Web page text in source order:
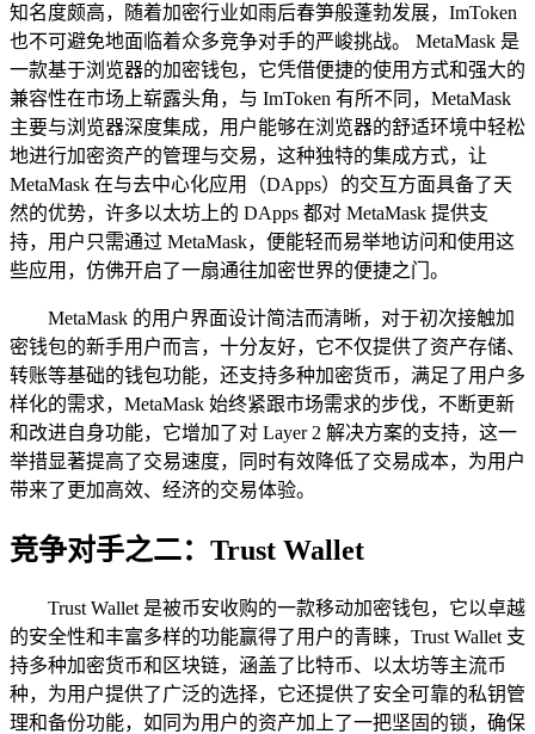
知名度颇高，随着加密行业如雨后春笋般蓬勃发展，ImToken
也不可避免地面临着众多竞争对手的严峻挑战。 MetaMask 是
一款基于浏览器的加密钱包，它凭借便捷的使用方式和强大的
兼容性在市场上崭露头角，与 ImToken 有所不同，MetaMask
主要与浏览器深度集成，用户能够在浏览器的舒适环境中轻松
地进行加密资产的管理与交易，这种独特的集成方式，让
MetaMask 在与去中心化应用（DApps）的交互方面具备了天
然的优势，许多以太坊上的 DApps 都对 MetaMask 提供支
持，用户只需通过 MetaMask，便能轻而易举地访问和使用这
些应用，仿佛开启了一扇通往加密世界的便捷之门。
MetaMask 的用户界面设计简洁而清晰，对于初次接触加
密钱包的新手用户而言，十分友好，它不仅提供了资产存储、
转账等基础的钱包功能，还支持多种加密货币，满足了用户多
样化的需求，MetaMask 始终紧跟市场需求的步伐，不断更新
和改进自身功能，它增加了对 Layer 2 解决方案的支持，这一
举措显著提高了交易速度，同时有效降低了交易成本，为用户
带来了更加高效、经济的交易体验。
竞争对手之二：Trust Wallet
Trust Wallet 是被币安收购的一款移动加密钱包，它以卓越
的安全性和丰富多样的功能赢得了用户的青睐，Trust Wallet 支
持多种加密货币和区块链，涵盖了比特币、以太坊等主流币
种，为用户提供了广泛的选择，它还提供了安全可靠的私钥管
理和备份功能，如同为用户的资产加上了一把坚固的锁，确保